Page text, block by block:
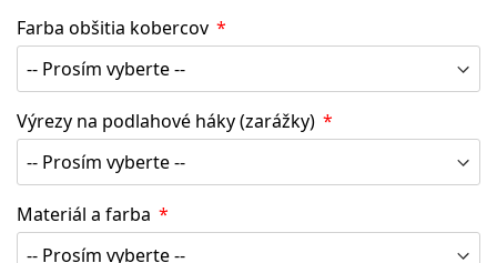
Farba obšitia kobercov
Výrezy na podlahové háky (zarážky)
Materiál a farba